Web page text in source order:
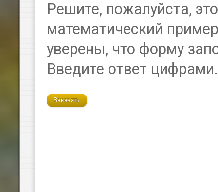
Решите, пожалуйста,
математический
уверены, что форму
Введите ответ цифрами.